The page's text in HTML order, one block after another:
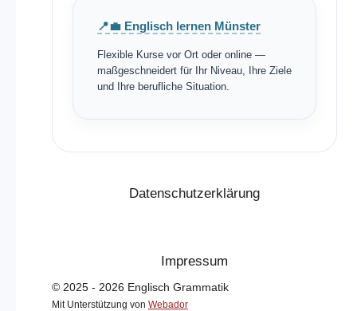
📍💼 Englisch lernen Münster
Flexible Kurse vor Ort oder online —
maßgeschneidert für Ihr Niveau, Ihre Ziele
und Ihre berufliche Situation.
Datenschutzerklärung
Impressum
© 2025 - 2026 Englisch Grammatik
Mit Unterstützung von Webador